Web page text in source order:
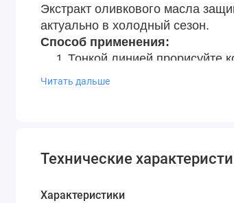
Экстракт оливкового масла
актуально в холодный сезон.
Способ применения:
Тонкой линией прорисуйте
Обозначьте уголки губ,
Результат:
Вес: 1,14 г
Читать дальше
Технические
Характеристики